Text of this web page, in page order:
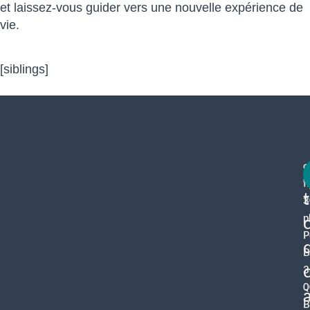
et laissez-vous guider vers une nouvelle expérience de
vie.
[siblings]